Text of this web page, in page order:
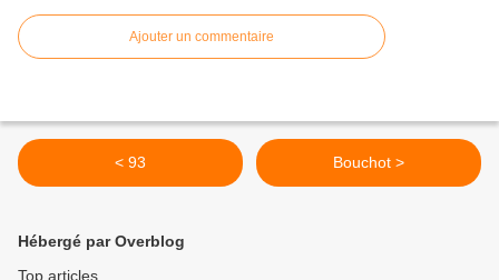
Ajouter un commentaire
< 93 Bouchot >
Hébergé par Overblog
Top articles